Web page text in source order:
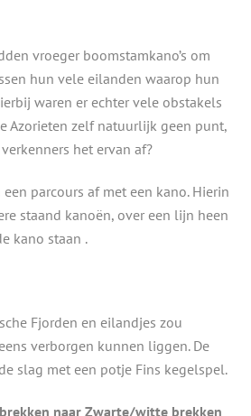
vroeger boomstamkano’s om
hun vele eilanden waarop hun
waren er echter vele obstakels
Azorieten zelf natuurlijk geen punt,
het ervan af?
parcours af met een kano. Hierin
staand kanoën, over een lijn heen
kano staan .
Fjorden en eilandjes zou
verborgen kunnen liggen. De
slag met een potje Fins kegelspel.
naar Zwarte/witte brekken